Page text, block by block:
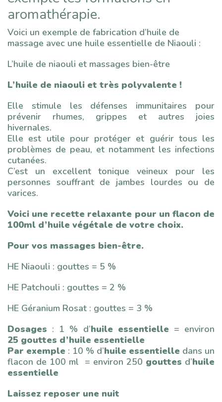
aromathérapie.
Voici un exemple de fabrication d’huile de
massage avec une huile essentielle de Niaouli :
L’huile de niaouli et massages bien-être
L’huile de niaouli et très polyvalente !
Elle stimule les défenses immunitaires pour
prévenir rhumes, grippes et autres joies
hivernales.
Elle est utile pour protéger et guérir tous les
problèmes de peau, et notamment les infections
cutanées.
C’est un excellent tonique veineux pour les
personnes souffrant de jambes lourdes ou de
varices.
Voici une recette relaxante pour un flacon de
100ml d’huile végétale de votre choix.
Pour vos massages bien-être.
HE Niaouli : gouttes = 5 %
HE Patchouli : gouttes = 2 %
HE Géranium Rosat : gouttes = 3 %
Dosages : 1 % d’huile essentielle = environ
25 gouttes d’huile essentielle
Par exemple : 10 % d’huile essentielle dans un
flacon de 100 ml = environ 250 gouttes d’huile
essentielle
Laissez reposer une nuit